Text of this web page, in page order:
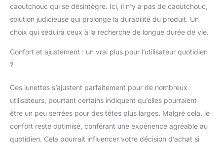
résistantes aux rayures
offrent une résistance
exceptionnelle et une
barrière robuste qui
et à la sueur pour un
Beach Ready pour
homme : les lunettes
de soleil Costa pour
homme sont 20 % plus
fines et 22 % plus
légères que la
caoutchouc qui se désintègre. Ici, il n’y a pas de caoutchouc,
solution judicieuse qui prolonge la durabilité du produit. Un
choix qui séduira ceux à la recherche de longue durée de vie.
Confort et ajustement : un vrai plus pour l’utilisateur quotidien
?
Ces lunettes s’ajustent parfaitement pour de nombreux
utilisateurs, pourtant certains indiquent qu’elles pourraient
être un peu serrées pour des têtes plus larges. Malgré cela, le
confort reste optimisé, conférant une expérience agréable au
quotidien. Cela pourrait influencer votre décision d’achat si